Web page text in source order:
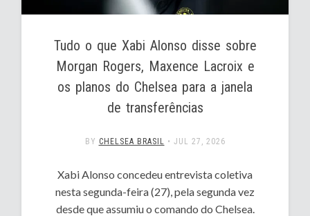
Tudo o que Xabi Alonso disse sobre
Morgan Rogers, Maxence Lacroix e
os planos do Chelsea para a janela
de transferências
BY CHELSEA BRASIL • JUL 27, 2026
Xabi Alonso concedeu entrevista coletiva
nesta segunda-feira (27), pela segunda vez
desde que assumiu o comando do Chelsea.